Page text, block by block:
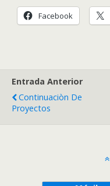
Facebook
Entrada Anterior
Continuaciòn De
Proyectos